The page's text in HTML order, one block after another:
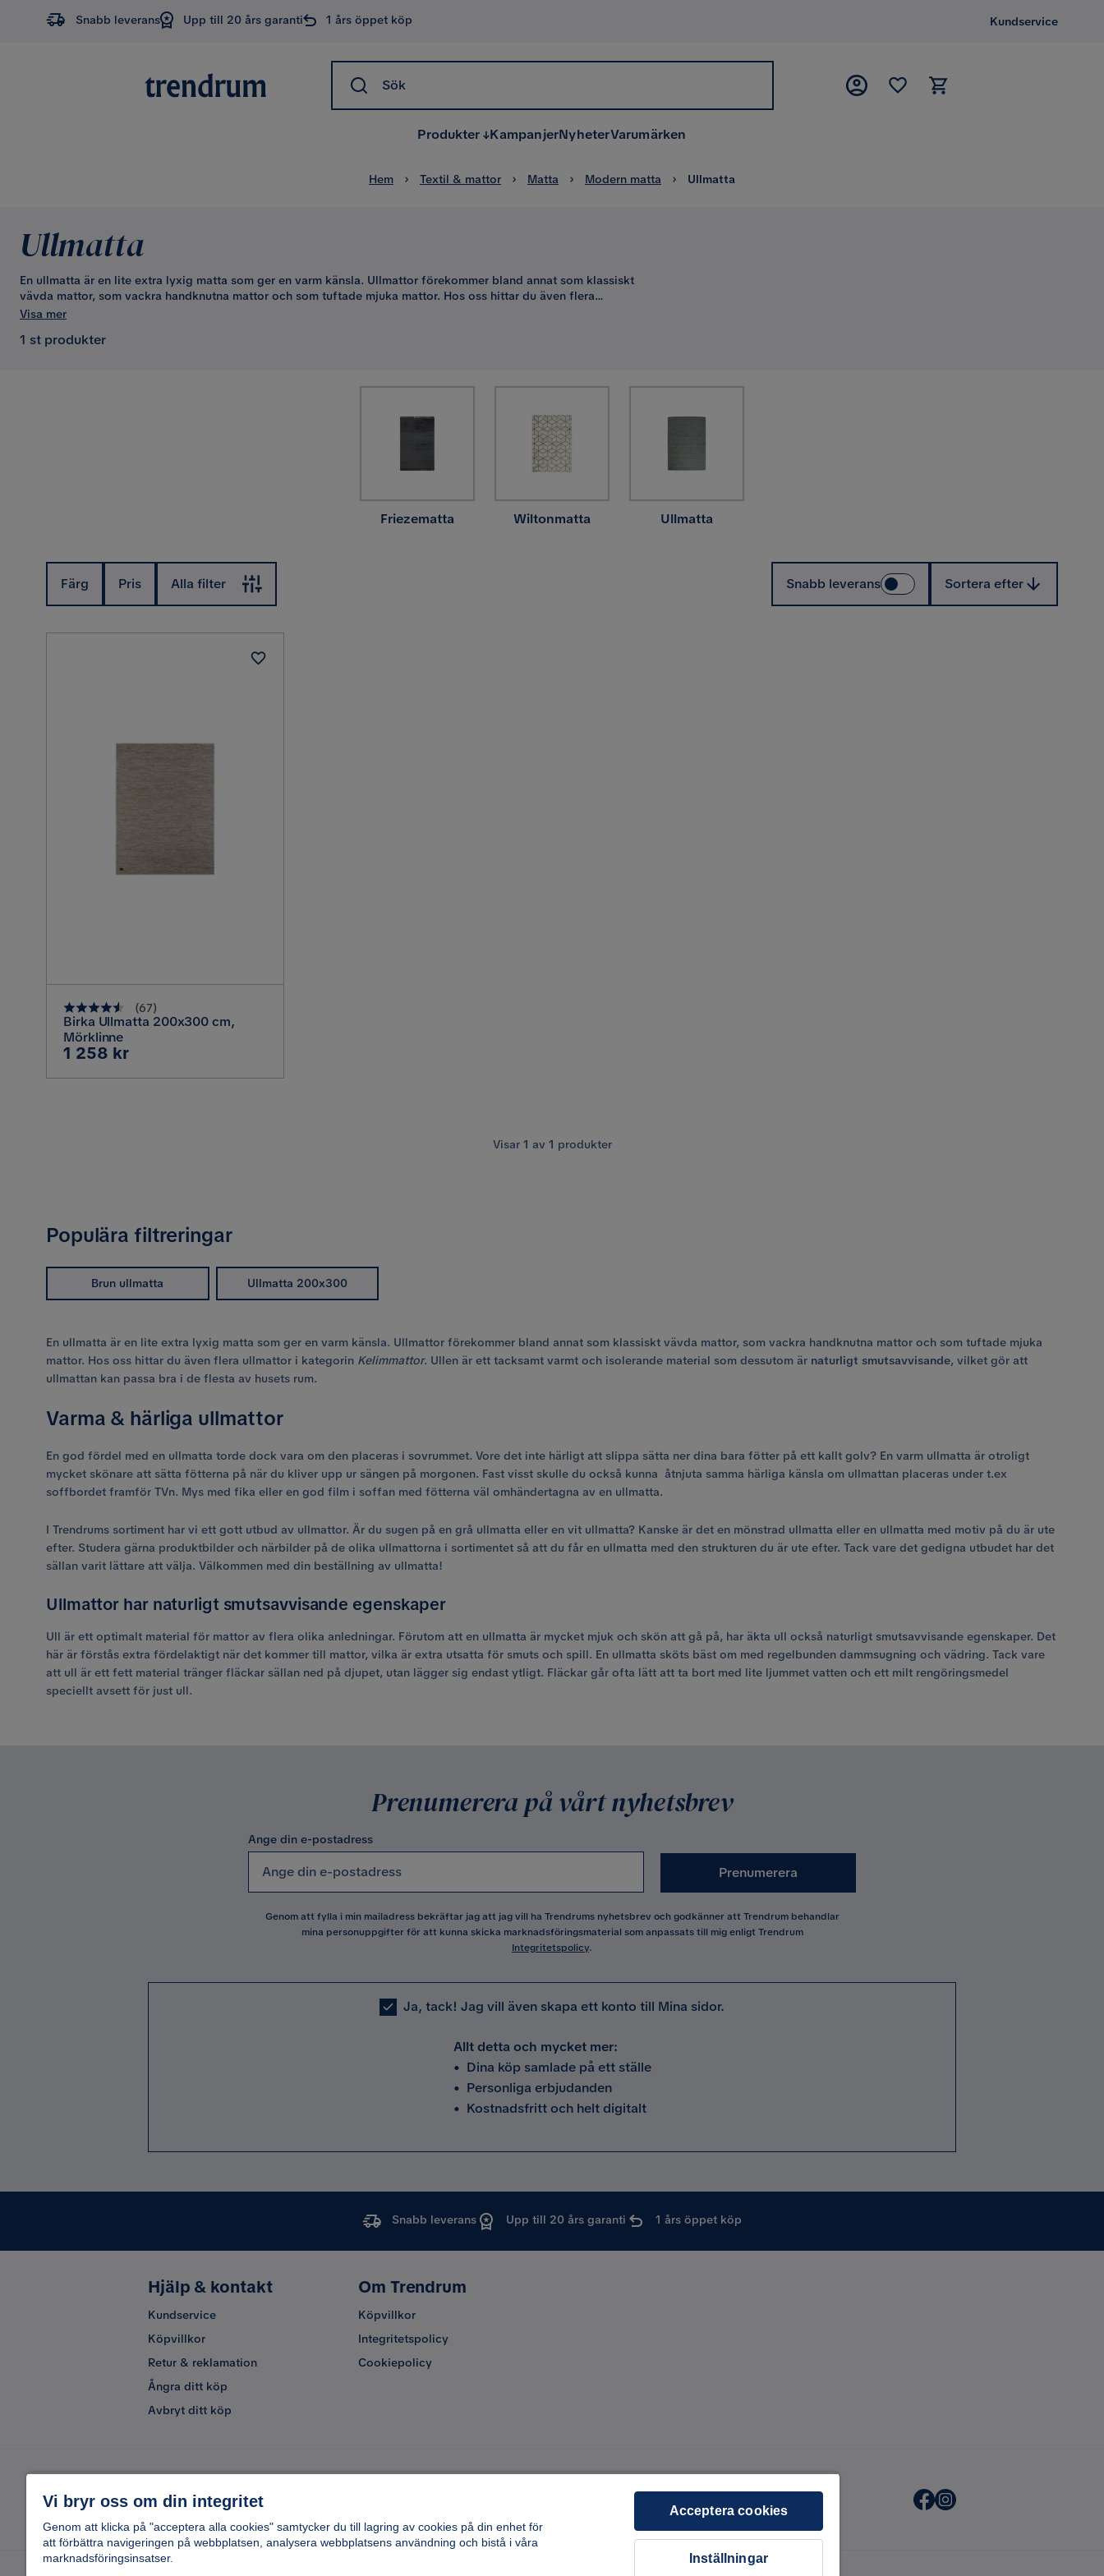
Snabb leverans Upp till 20 års garanti 1 års öppet köp Kundservice
Sök
Produkter KampanjerNyheterVarumärken
Hem Textil & mattor Matta Modern matta Ullmatta
Ullmatta
En ullmatta är en lite extra lyxig matta som ger en varm känsla. Ullmattor förekommer bland annat som klassiskt
vävda mattor, som vackra handknutna mattor och som tuftade mjuka mattor. Hos oss hittar du även flera
ullmattor i kategorin
Visa mer
1 st produkter
Friezematta Wiltonmatta Ullmatta
Färg Pris Alla filter Snabb leverans Sortera efter
(67)
Birka Ullmatta 200x300 cm,
Mörklinne
Pris
1 258 kr
Visar 1 av 1 produkter
Populära filtreringar
Brun ullmatta Ullmatta 200x300
En ullmatta är en lite extra lyxig matta som ger en varm känsla. Ullmattor förekommer bland annat som klassiskt vävda mattor, som vackra handknutna mattor och som tuftade mjuka
mattor. Hos oss hittar du även flera ullmattor i kategorin Kelimmattor. Ullen är ett tacksamt varmt och isolerande material som dessutom är naturligt smutsavvisande, vilket gör att
ullmattan kan passa bra i de flesta av husets rum.
Varma & härliga ullmattor
En god fördel med en ullmatta torde dock vara om den placeras i sovrummet. Vore det inte härligt att slippa sätta ner dina bara fötter på ett kallt golv? En varm ullmatta är otroligt
mycket skönare att sätta fötterna på när du kliver upp ur sängen på morgonen. Fast visst skulle du också kunna åtnjuta samma härliga känsla om ullmattan placeras under t.ex
soffbordet framför TVn. Mys med fika eller en god film i soffan med fötterna väl omhändertagna av en ullmatta.
I Trendrums sortiment har vi ett gott utbud av ullmattor. Är du sugen på en grå ullmatta eller en vit ullmatta? Kanske är det en mönstrad ullmatta eller en ullmatta med motiv på du är ute
efter. Studera gärna produktbilder och närbilder på de olika ullmattorna i sortimentet så att du får en ullmatta med den strukturen du är ute efter. Tack vare det gedigna utbudet har det
sällan varit lättare att välja. Välkommen med din beställning av ullmatta!
Ullmattor har naturligt smutsavvisande egenskaper
Ull är ett optimalt material för mattor av flera olika anledningar. Förutom att en ullmatta är mycket mjuk och skön att gå på, har äkta ull också naturligt smutsavvisande egenskaper. Det
här är förstås extra fördelaktigt när det kommer till mattor, vilka är extra utsatta för smuts och spill. En ullmatta sköts bäst om med regelbunden dammsugning och vädring. Tack vare
att ull är ett fett material tränger fläckar sällan ned på djupet, utan lägger sig endast ytligt. Fläckar går ofta lätt att ta bort med lite ljummet vatten och ett milt rengöringsmedel
speciellt avsett för just ull.
Prenumerera på vårt nyhetsbrev
Ange din e-postadress
Prenumerera
Genom att fylla i min mailadress bekräftar jag att jag vill ha Trendrums nyhetsbrev och godkänner att Trendrum behandlar
mina personuppgifter för att kunna skicka marknadsföringsmaterial som anpassats till mig enligt Trendrum
Integritetspolicy.
Ja, tack! Jag vill även skapa ett konto till Mina sidor.
Allt detta och mycket mer:
• Dina köp samlade på ett ställe
• Personliga erbjudanden
• Kostnadsfritt och helt digitalt
Snabb leverans Upp till 20 års garanti 1 års öppet köp
Hjälp & kontakt
Kundservice
Köpvillkor
Retur & reklamation
Ångra ditt köp
Avbryt ditt köp
Om Trendrum
Köpvillkor
Integritetspolicy
Cookiepolicy
Vi bryr oss om din integritet
Genom att klicka på "acceptera alla cookies" samtycker du till lagring av cookies på din enhet för
att förbättra navigeringen på webbplatsen, analysera webbplatsens användning och bistå i våra
marknadsföringsinsatser.
Acceptera cookies
Inställningar